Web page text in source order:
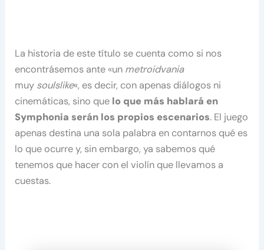
La historia de este título se cuenta como si nos
encontrásemos ante «un metroidvania
muy soulslike«, es decir, con apenas diálogos ni
cinemáticas, sino que lo que más hablará en
Symphonia serán los propios escenarios. El juego
apenas destina una sola palabra en contarnos qué es
lo que ocurre y, sin embargo, ya sabemos qué
tenemos que hacer con el violín que llevamos a
cuestas.